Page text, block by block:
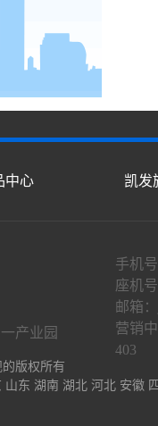
中心 凯发
产业园
手机
座机
邮箱：
营销
403
版权所有
山东 湖南 湖北 河北 安徽